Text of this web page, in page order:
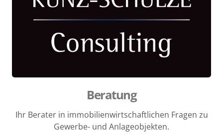
Beratung
Ihr Berater in immobilienwirtschaftlichen Fragen zu
Gewerbe- und Anlageobjekten.